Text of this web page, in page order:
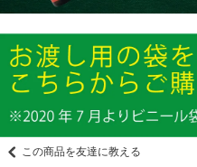
この商品を友達に教える